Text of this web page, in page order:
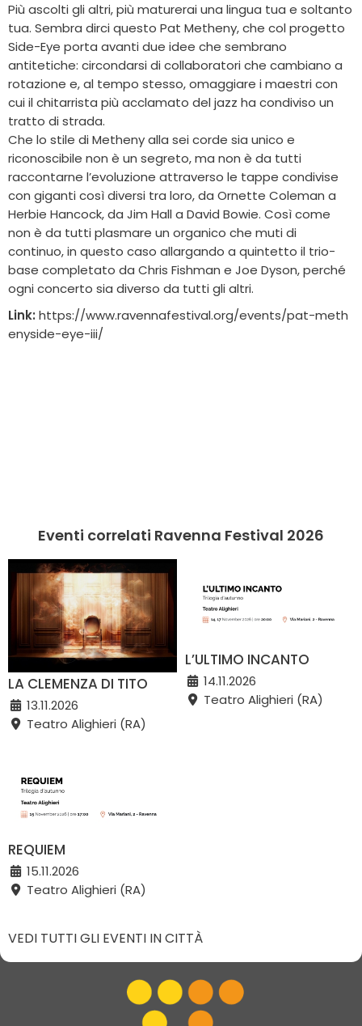
Più ascolti gli altri, più maturerai una lingua tua e soltanto
tua. Sembra dirci questo Pat Metheny, che col progetto
Side-Eye porta avanti due idee che sembrano
antitetiche: circondarsi di collaboratori che cambiano a
rotazione e, al tempo stesso, omaggiare i maestri con
cui il chitarrista più acclamato del jazz ha condiviso un
tratto di strada.
Che lo stile di Metheny alla sei corde sia unico e
riconoscibile non è un segreto, ma non è da tutti
raccontarne l’evoluzione attraverso le tappe condivise
con giganti così diversi tra loro, da Ornette Coleman a
Herbie Hancock, da Jim Hall a David Bowie. Così come
non è da tutti plasmare un organico che muti di
continuo, in questo caso allargando a quintetto il trio-
base completato da Chris Fishman e Joe Dyson, perché
ogni concerto sia diverso da tutti gli altri.
Link: https://www.ravennafestival.org/events/pat-meth
enyside-eye-iii/
Eventi correlati Ravenna Festival 2026
LA CLEMENZA DI TITO
13.11.2026
Teatro Alighieri (RA)
L’ULTIMO INCANTO
14.11.2026
Teatro Alighieri (RA)
REQUIEM
15.11.2026
Teatro Alighieri (RA)
VEDI TUTTI GLI EVENTI IN CITTÀ